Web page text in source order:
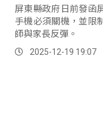
屏東縣政府日前發函
手機必須關機，並限
師與家長反彈。
2025-12-19 19:07